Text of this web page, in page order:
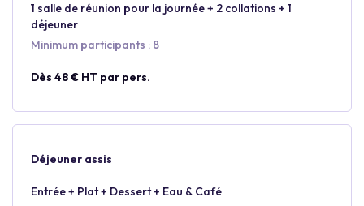
1 salle de réunion pour la journée + 2 collations + 1
déjeuner
Minimum participants : 8
Dès 48 € HT par pers.
Déjeuner assis
Entrée + Plat + Dessert + Eau & Café